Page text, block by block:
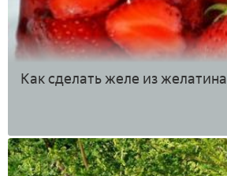
Как сделать желе из желатина